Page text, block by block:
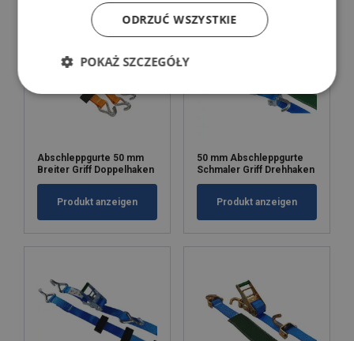
Abschleppgurte 50 mm
Breiter Griff Doppelhaken
Produkt anzeigen
50 mm Abschleppgurte
Schmaler Griff Drehhaken
Produkt anzeigen
ODRZUĆ WSZYSTKIE
POKAŻ SZCZEGÓŁY